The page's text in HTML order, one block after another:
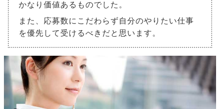
かなり価値あるものでした。
また、応募数にこだわらず自分のやりたい仕事
を優先して受けるべきだと思います。